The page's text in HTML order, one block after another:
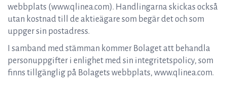
webbplats (www.qlinea.com). Handlingarna skickas också
utan kostnad till de aktieägare som begär det och som
uppger sin postadress.
I samband med stämman kommer Bolaget att behandla
personuppgifter i enlighet med sin integritetspolicy, som
finns tillgänglig på Bolagets webbplats, www.qlinea.com.